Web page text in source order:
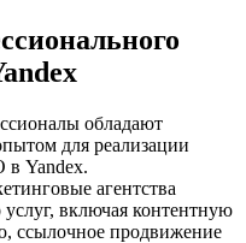
обладают
для реализации
в Yandex.
агентства
включая контентную
ссылочное продвижение